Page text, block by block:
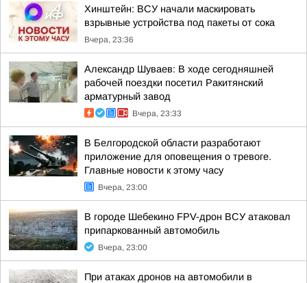
Хинштейн: ВСУ начали маскировать
взрывные устройства под пакеты от сока
Вчера, 23:36
Александр Шуваев: В ходе сегодняшней
рабочей поездки посетил Ракитянский
арматурный завод
Вчера, 23:33
В Белгородской области разработают
приложение для оповещения о тревоге.
Главные новости к этому часу
Вчера, 23:00
В городе Шебекино FPV-дрон ВСУ атаковал
припаркованный автомобиль
Вчера, 23:00
При атаках дронов на автомобили в